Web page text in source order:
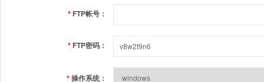
* FTP帐号：
* FTP密码：
*操作系统：